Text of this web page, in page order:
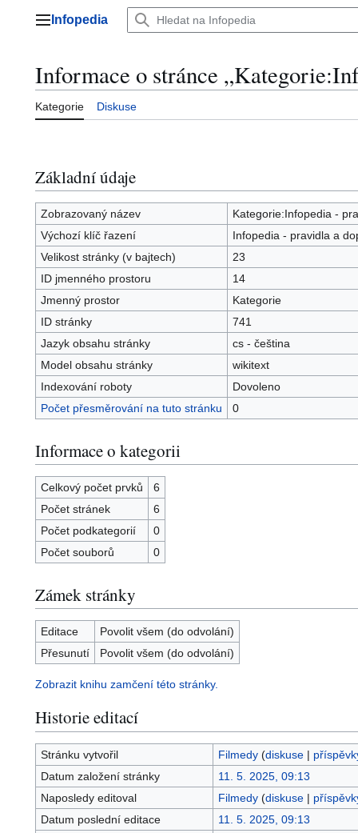
Hlavní menu
Infopedia
Informace o stránce
Kategorie Diskuse
Základní údaje
Zobrazovaný název
Kategorie:Infopedia -
Výchozí klíč řazení
Infopedia - pravidla a
Velikost stránky (v bajtech)
23
ID jmenného prostoru
14
Jmenný prostor
Kategorie
ID stránky
741
Jazyk obsahu stránky
cs - čeština
Model obsahu stránky
wikitext
Indexování roboty
Dovoleno
Počet přesměrování na tuto stránku
0
Informace o kategorii
Celkový počet prvků
6
Počet stránek
6
Počet podkategorií
0
Počet souborů
0
Zámek stránky
Editace
Povolit všem (do odvolání)
Přesunutí
Povolit všem (do odvolání)
Zobrazit knihu zamčení této stránky.
Historie editací
Stránku vytvořil Filmedy (diskuse|
Datum založení stránky
11. 5. 2025, 09:13
Naposledy editoval
Filmedy (diskuse|
Datum poslední editace
11. 5. 2025, 09:13